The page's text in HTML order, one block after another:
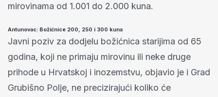
mirovinama od 1.001 do 2.000 kuna.
Antunovac: Božićnice 200, 250 i 300 kuna
Javni poziv za dodjelu božićnica starijima od 65
godina, koji ne primaju mirovinu ili neke druge
prihode u Hrvatskoj i inozemstvu, objavio je i Grad
Grubišno Polje, ne precizirajući koliko će